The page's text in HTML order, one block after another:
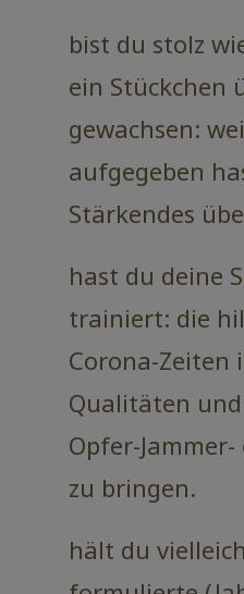
bist du stolz
ein Stückchen
gewachsen:
aufgegeben
Stärkendes
hast du deine
trainiert: die
Corona-Zeiten
Qualitäten
Opfer-
zu bringen.
hält du